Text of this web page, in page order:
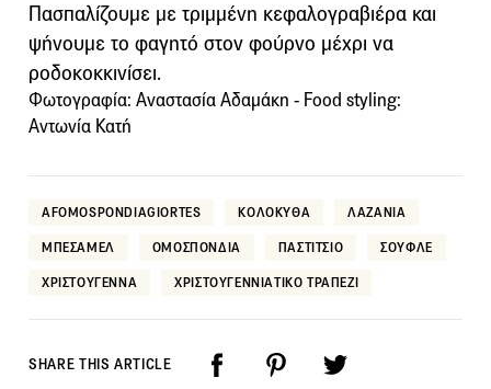
Πασπαλίζουμε με τριμμένη κεφαλογραβιέρα και
ψήνουμε το φαγητό στον φούρνο μέχρι να
ροδοκοκκινίσει.
Φωτογραφία: Αναστασία Αδαμάκη - Food styling:
Αντωνία Κατή
AFOMOSPONDIAGIORTES ΚΟΛΟΚΥΘΑ ΛΑΖΑΝΙΑ
ΜΠΕΣΑΜΕΛ ΟΜΟΣΠΟΝΔΙΑ ΠΑΣΤΙΤΣΙΟ ΣΟΥΦΛΕ
ΧΡΙΣΤΟΥΓΕΝΝΑ ΧΡΙΣΤΟΥΓΕΝΝΙΑΤΙΚΟ ΤΡΑΠΕΖΙ
SHARE THIS ARTICLE